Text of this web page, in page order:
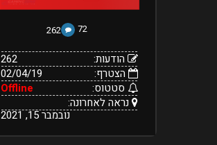
72
262
הודעות:
262
הצטרף:
02/04/19
סטטוס:
Offline
נראה לאחרונה:
נובמבר 15, 2021